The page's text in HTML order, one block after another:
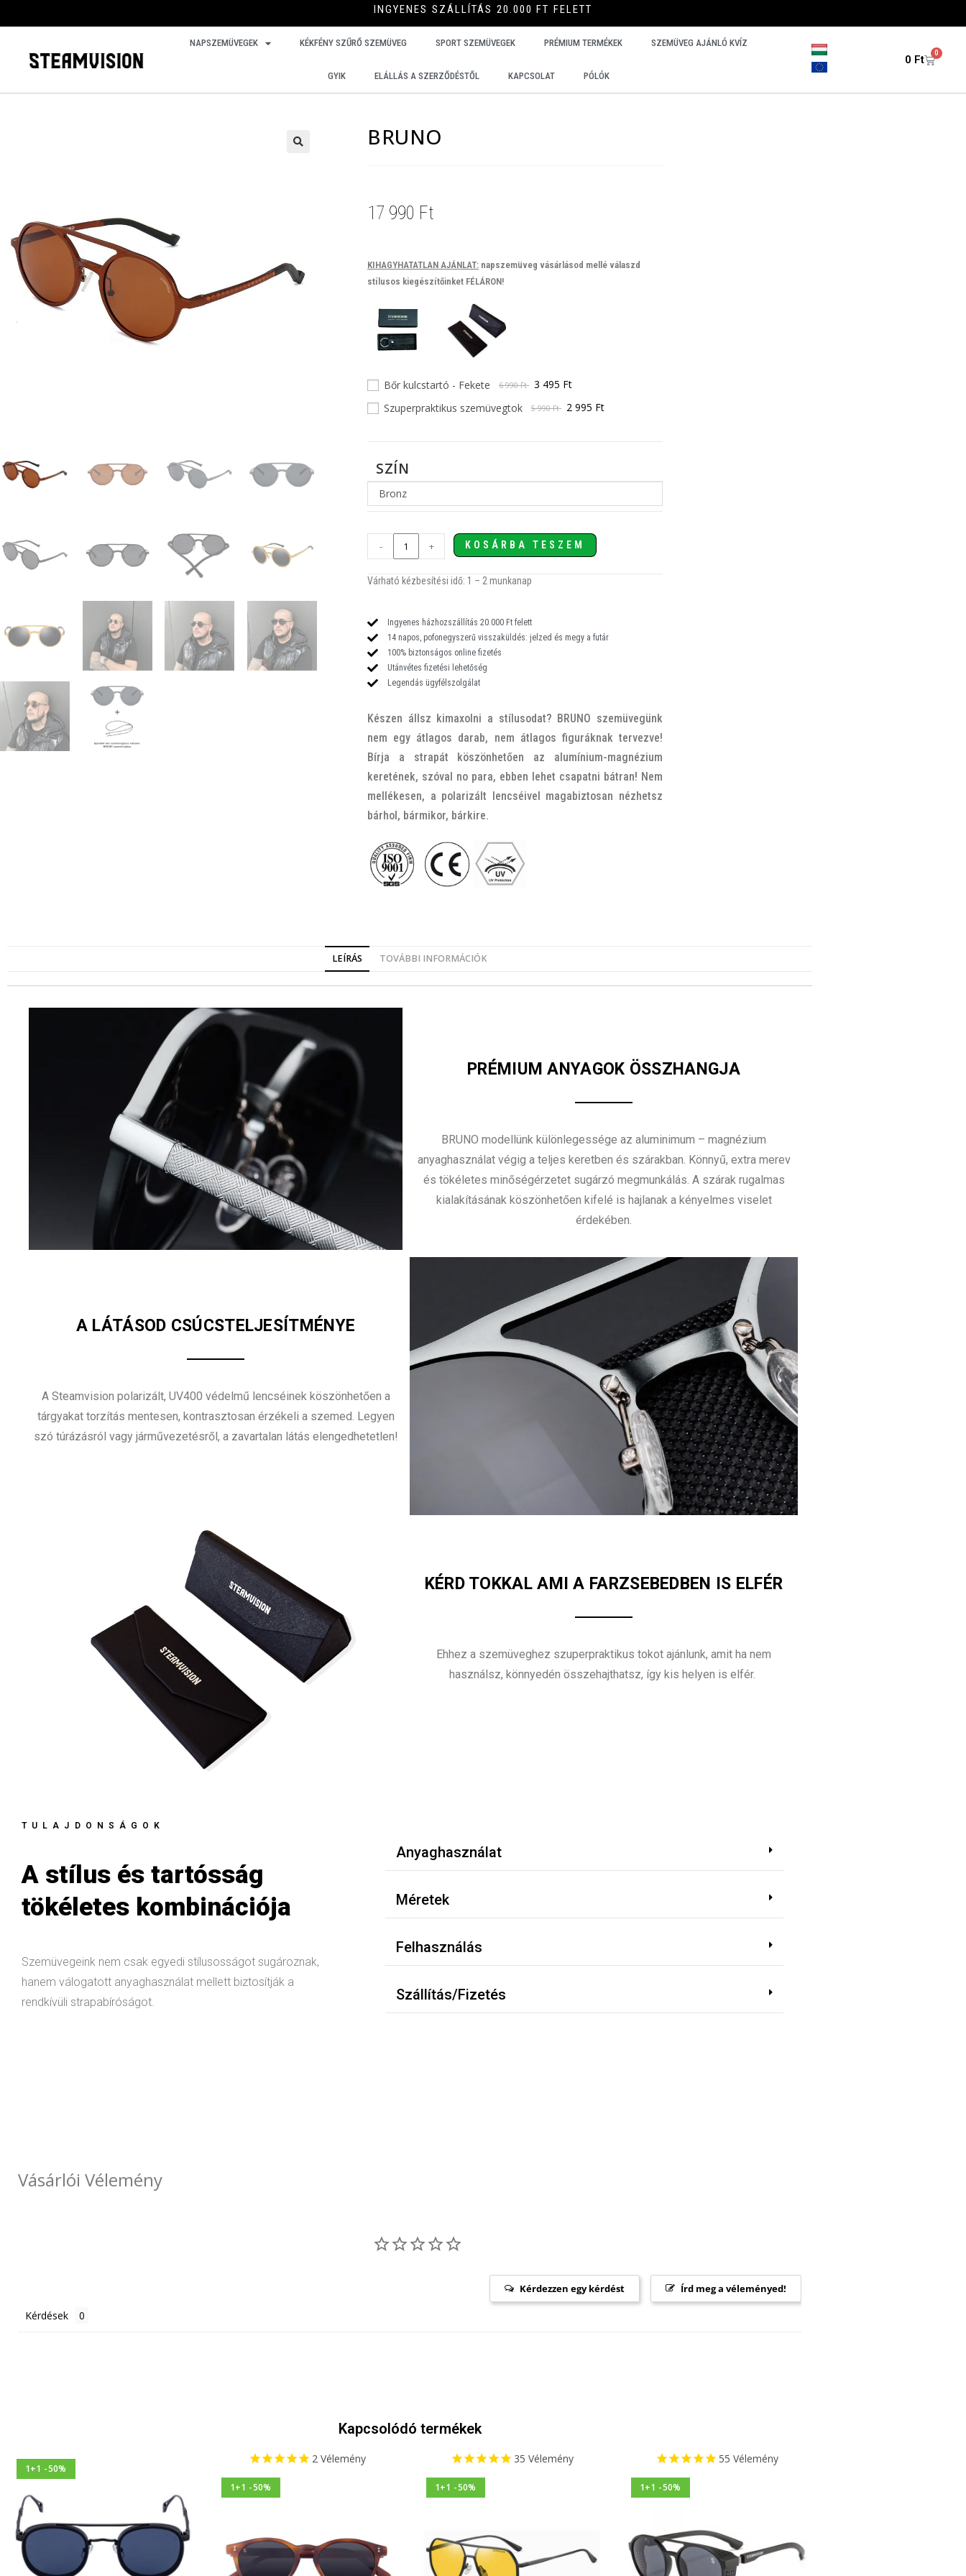
INGYENES SZÁLLÍTÁS 20.000 FT FELETT
NAPSZEMÜVEGEK KÉKFÉNY SZŰRŐ SZEMÜVEG SPORT SZEMÜVEGEK PRÉMIUM TERMÉKEK SZEMÜVEG AJÁNLÓ KVÍZ
GYIK ELÁLLÁS A SZERZŐDÉSTŐL KAPCSOLAT PÓLÓK
0 Ft
0
BRUNO
17 990 Ft
KIHAGYHATATLAN AJÁNLAT: napszemüveg vásárlásod mellé válaszd
stílusos kiegészítőinket FÉLÁRON!
Bőr kulcstartó - Fekete 6 990 Ft
3 495 Ft
Szuperpraktikus szemüvegtok
5 990 Ft 2 995 Ft
SZÍN
Bronz
- + KOSÁRBA TESZEM
Várható kézbesítési idő: 1 – 2 munkanap
Ingyenes házhozszállítás 20.000 Ft felett
14 napos, pofonegyszerű visszaküldés: jelzed és megy a futár
100% biztonságos online fizetés
Utánvétes fizetési lehetőség
Legendás ügyfélszolgálat
Készen állsz kimaxolni a stílusodat? BRUNO szemüvegünk
nem egy átlagos darab, nem átlagos figuráknak tervezve!
Bírja a strapát köszönhetően az alumínium-magnézium
keretének, szóval no para, ebben lehet csapatni bátran! Nem
mellékesen, a polarizált lencséivel magabiztosan nézhetsz
bárhol, bármikor, bárkire.
LEÍRÁS TOVÁBBI INFORMÁCIÓK
PRÉMIUM ANYAGOK ÖSSZHANGJA
BRUNO modellünk különlegessége az aluminimum – magnézium
anyaghasználat végig a teljes keretben és szárakban. Könnyű, extra merev
és tökéletes minőségérzetet sugárzó megmunkálás. A szárak rugalmas
kialakításának köszönhetően kifelé is hajlanak a kényelmes viselet
érdekében.
A LÁTÁSOD CSÚCSTELJESÍTMÉNYE
A Steamvision polarizált, UV400 védelmű lencséinek köszönhetően a
tárgyakat torzítás mentesen, kontrasztosan érzékeli a szemed. Legyen
szó túrázásról vagy járművezetésről, a zavartalan látás elengedhetetlen!
KÉRD TOKKAL AMI A FARZSEBEDBEN IS ELFÉR
Ehhez a szemüveghez szuperpraktikus tokot ajánlunk, amit ha nem
használsz, könnyedén összehajthatsz, így kis helyen is elfér.
TULAJDONSÁGOK
A stílus és tartósság
tökéletes kombinációja
Szemüvegeink nem csak egyedi stílusosságot sugároznak,
hanem válogatott anyaghasználat mellett biztosítják a
rendkívüli strapabíróságot.
Anyaghasználat
Méretek
Felhasználás
Szállítás/Fizetés
Vásárlói Vélemény
Írd meg a véleményed!
Kérdezzen egy kérdést
Kérdések
Kapcsolódó termékek
1+1 -50%
2 Vélemény
1+1 -50%
35 Vélemény
1+1 -50%
55 Vélemény
1+1 -50%